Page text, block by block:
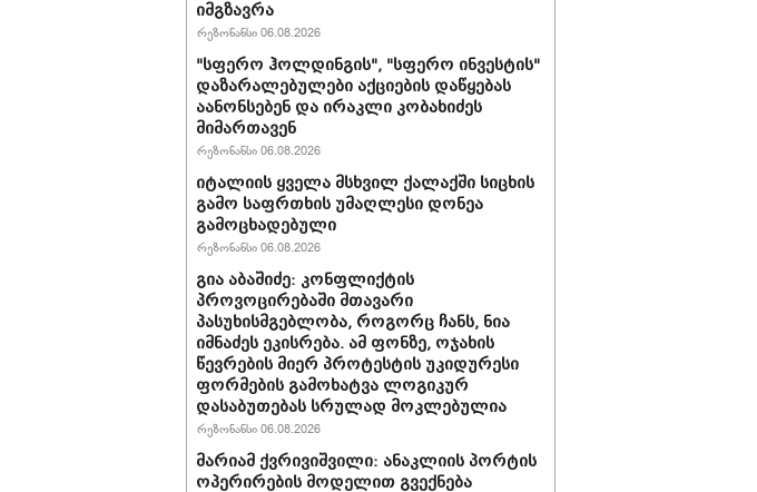
იმგზავრა
რეზონანსი 06.08.2026
"სფერო ჰოლდინგის", "სფერო ინვესტის"
დაზარალებულები აქციების დაწყებას
აანონსებენ და ირაკლი კობახიძეს
მიმართავენ
რეზონანსი 06.08.2026
იტალიის ყველა მსხვილ ქალაქში სიცხის
გამო საფრთხის უმაღლესი დონეა
გამოცხადებული
რეზონანსი 06.08.2026
გია აბაშიძე: კონფლიქტის
პროვოცირებაში მთავარი
პასუხისმგებლობა, როგორც ჩანს, ნია
იმნაძეს ეკისრება. ამ ფონზე, ოჯახის
წევრების მიერ პროტესტის უკიდურესი
ფორმების გამოხატვა ლოგიკურ
დასაბუთებას სრულად მოკლებულია
რეზონანსი 06.08.2026
მარიამ ქვრივიშვილი: ანაკლიის პორტის
ოპერირების მოდელით გვექნება